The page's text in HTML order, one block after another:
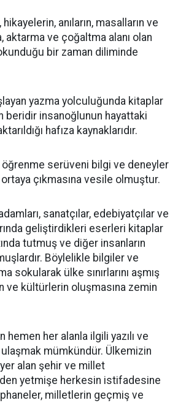
anıların, masalların ve
aktarma ve çoğaltma alanı olan
bir zaman diliminde
yazma yolculuğunda kitaplar
beridir insanoğlunun hayattaki
hafıza kaynaklarıdır.
öğrenme serüveni bilgi ve deneyler
çıkmasına vesile olmuştur.
sanatçılar, edebiyatçılar ve
geliştirdikleri eserleri kitaplar
tutmuş ve diğer insanların
Böylelikle bilgiler ve
sokularak ülke sınırlarını aşmış
ve kültürlerin oluşmasına zemin
hemen her alanla ilgili yazılı ve
mümkündür. Ülkemizin
alan şehir ve millet
yetmişe herkesin istifadesine
milletlerin geçmiş ve